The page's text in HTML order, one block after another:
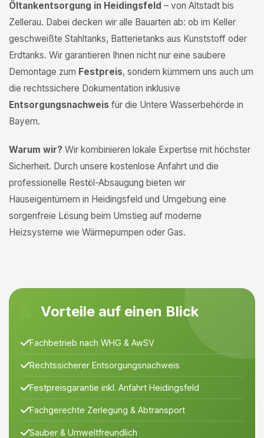
Öltankentsorgung in Heidingsfeld – von Altstadt bis
Zellerau. Dabei decken wir alle Bauarten ab: ob im Keller
geschweißte Stahltanks, Batterietanks aus Kunststoff oder
Erdtanks. Wir garantieren Ihnen nicht nur eine saubere
Demontage zum Festpreis, sondern kümmern uns auch um
die rechtssichere Dokumentation inklusive
Entsorgungsnachweis für die Untere Wasserbehörde in
Bayern.
Warum wir? Wir kombinieren lokale Expertise mit höchster
Sicherheit. Durch unsere kostenlose Anfahrt und die
professionelle Restöl-Absaugung bieten wir
Hauseigentümern in Heidingsfeld und Umgebung eine
sorgenfreie Lösung beim Umstieg auf moderne
Heizsysteme wie Wärmepumpen oder Gas.
Vorteile auf einen Blick
Fachbetrieb nach WHG & AwSV
Rechtssicherer Entsorgungsnachweis
Festpreisgarantie inkl. Anfahrt Heidingsfeld
Fachgerechte Zerlegung & Abtransport
Sauber & Umweltfreundlich